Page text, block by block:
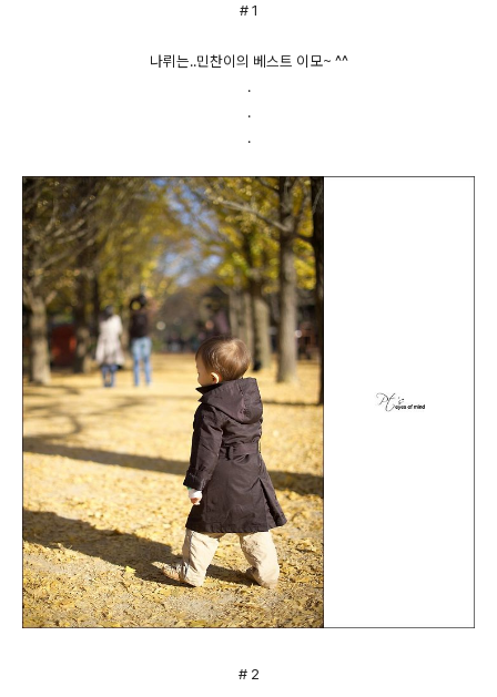
# 1
나뤼는..민찬이의 베스트 이모~ ^^
.
.
.
# 2